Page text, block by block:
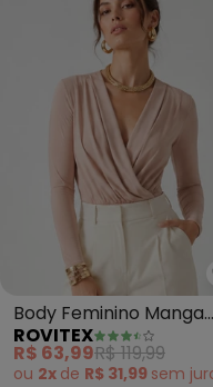
Body Feminino Manga
Longa Transpassado
(Bege)
ROVITEX
R$ 63,99R$ 119,99
ou 2x de R$ 31,99 sem